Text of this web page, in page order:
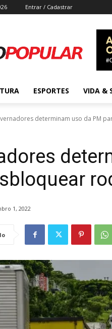
Entrar / Cadastrar
ESPORTES VIDA &
determinam uso da PM
1, 2022